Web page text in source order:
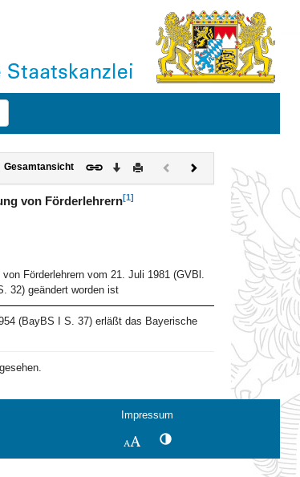
Gesamtansicht Download
DruckenVorherigesNächstes
Dokument
von Förderlehrern[1]
Förderlehrern vom 21. Juli 1981 (GVBl.
32) geändert worden ist
(BayBS I S. 37) erläßt das Bayerische
Impressum
SchriftgrößeKontrastwechsel